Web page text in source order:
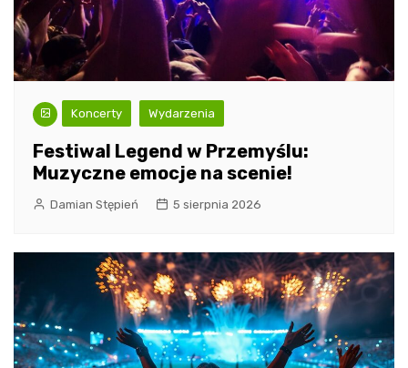
Koncerty Wydarzenia
Festiwal Legend w Przemyślu:
Muzyczne emocje na scenie!
Damian Stępień 5 sierpnia 2026